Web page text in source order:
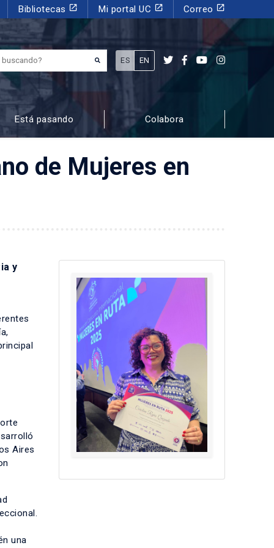
Bibliotecas launch Mi portal UC launch Correo launch
¿Qué estás buscando?
ES EN
Está pasando Colabora
de Mujeres en
y
Aires
una